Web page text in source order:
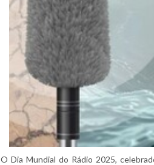
O Dia Mundial do Rádio 2025,